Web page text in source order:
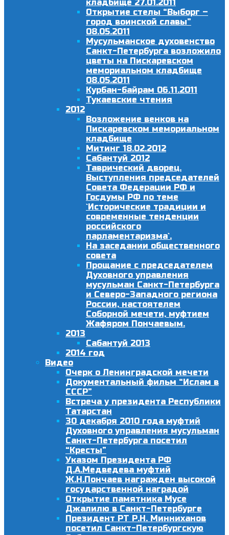
кладбище 27.01.2011
Открытие стелы “Выборг –
город воинской славы”
08.05.2011
Мусульманское духовенство
Санкт-Петербурга возложило
цветы на Пискаревском
мемориальном кладбище
08.05.2011
Курбан-байрам 06.11.2011
Тукаевские чтения
2012
Возложение венков на
Пискаревском мемориальном
кладбище
Митинг 18.02.2012
Сабантуй 2012
Таврический дворец.
Выступления председателей
Совета Федерации РФ и
Госдумы РФ по теме
`Исторические традиции и
современные тенденции
российского
парламентаризма`.
На заседании общественного
совета
Прощание с председателем
Духовного управления
мусульман Санкт-Петербурга
и Северо-Западного региона
России, настоятелем
Соборной мечети, муфтием
Жафяром Пончаевым.
2013
Сабантуй 2013
2014 год
Видео
Очерк о Ленинградской мечети
Документальный фильм “Ислам в
СССР”
Встреча у президента Республики
Татарстан
30 декабря 2010 года муфтий
Духовного управления мусульман
Санкт-Петербурга посетил
“Кресты”
Указом Президента РФ
Д.А.Медведева муфтий
Ж.Н.Пончаев награжден высокой
государственной наградой
Открытие памятника Мусе
Джалилю в Санкт-Петербурге
Президент РТ Р.Н. Минниханов
посетил Санкт-Петербургскую